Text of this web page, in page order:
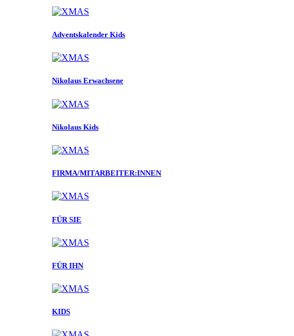
Adventskalender Kids
Nikolaus Erwachsene
Nikolaus Kids
FIRMA/MITARBEITER:INNEN
FÜR SIE
FÜR IHN
KIDS